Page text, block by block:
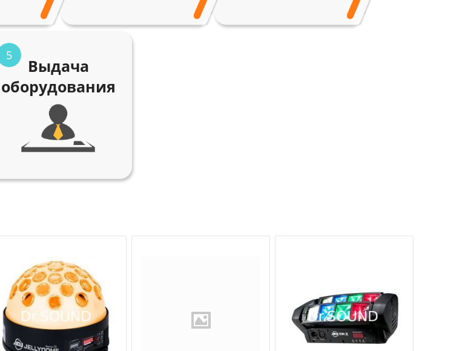
5
Выдача
оборудования